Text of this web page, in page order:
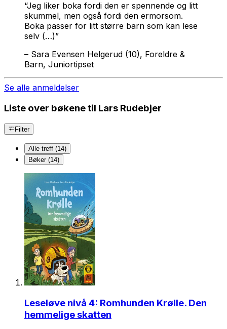
“Jeg liker boka fordi den er spennende og litt
skummel, men også fordi den ermorsom.
Boka passer for litt større barn som kan lese
selv (…)”
– Sara Evensen Helgerud (10), Foreldre &
Barn, Juniortipset
Se alle anmeldelser
Liste over bøkene til Lars Rudebjer
Filter
Alle treff (14)
Bøker (14)
Leseløve nivå 4: Romhunden Krølle. Den
hemmelige skatten